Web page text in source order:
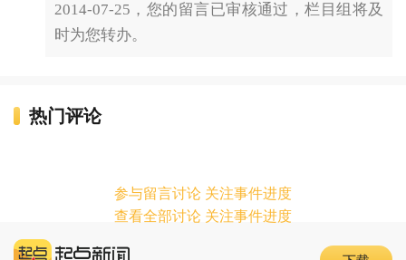
2014-07-25，您的留言已审核通过，栏目组将及
时为您转办。
热门评论
参与留言讨论 关注事件进度
查看全部讨论 关注事件进度